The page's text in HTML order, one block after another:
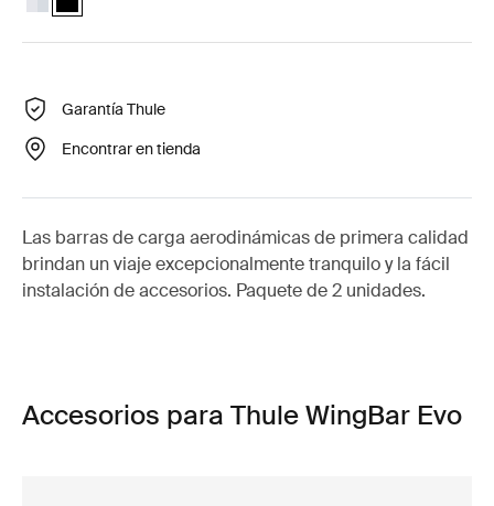
Garantía Thule
Encontrar en tienda
Las barras de carga aerodinámicas de primera calidad
brindan un viaje excepcionalmente tranquilo y la fácil
instalación de accesorios. Paquete de 2 unidades.
Accesorios para Thule WingBar Evo